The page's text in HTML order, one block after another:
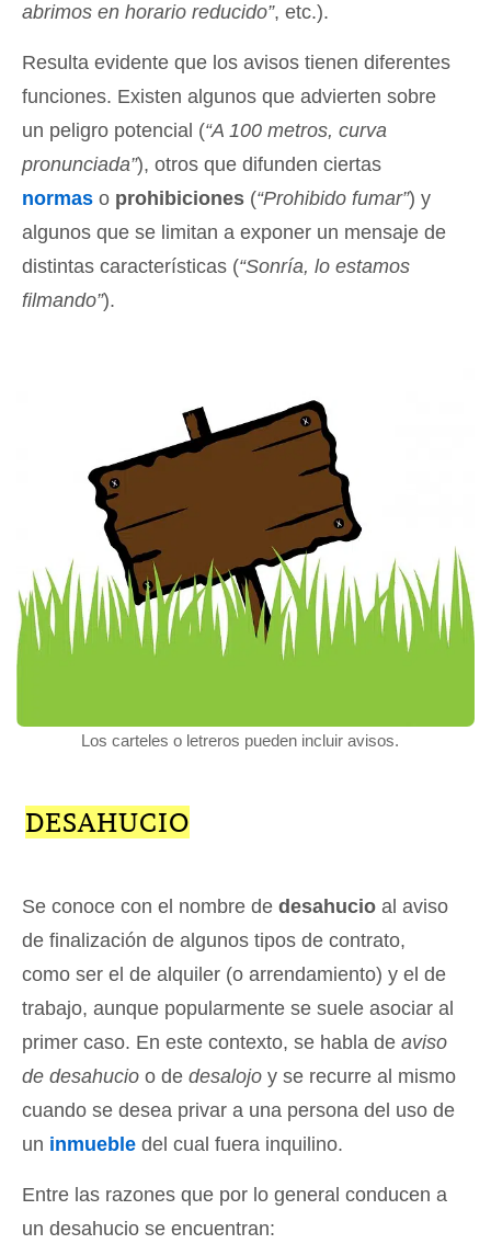
abrimos en horario reducido”, etc.).
Resulta evidente que los avisos tienen diferentes
funciones. Existen algunos que advierten sobre
un peligro potencial (“A 100 metros, curva
pronunciada”), otros que difunden ciertas
normas o prohibiciones (“Prohibido fumar”) y
algunos que se limitan a exponer un mensaje de
distintas características (“Sonría, lo estamos
filmando”).
Los carteles o letreros pueden incluir avisos.
DESAHUCIO
Se conoce con el nombre de desahucio al aviso
de finalización de algunos tipos de contrato,
como ser el de alquiler (o arrendamiento) y el de
trabajo, aunque popularmente se suele asociar al
primer caso. En este contexto, se habla de aviso
de desahucio o de desalojo y se recurre al mismo
cuando se desea privar a una persona del uso de
un inmueble del cual fuera inquilino.
Entre las razones que por lo general conducen a
un desahucio se encuentran: